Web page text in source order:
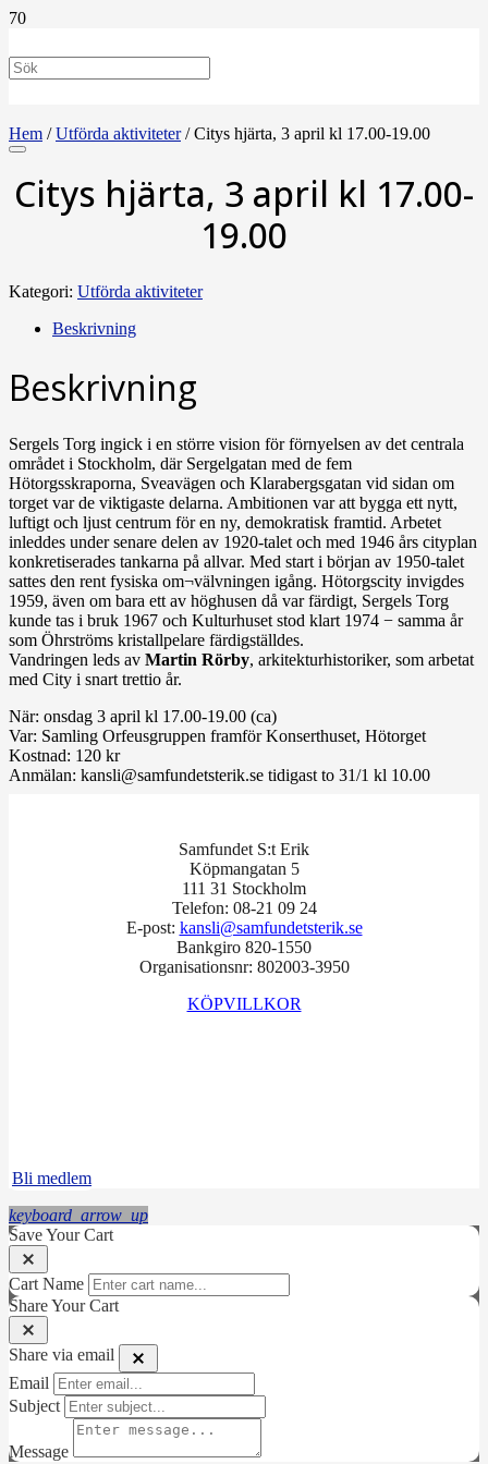
Hem /Utförda aktiviteter/ Citys hjärta, 3 april kl 17.00-19.00
Citys hjärta, 3 april kl 17.00-
19.00
Kategori: Utförda aktiviteter
Beskrivning
Beskrivning
Sergels Torg ingick i en större vision för förnyelsen av det centrala
området i Stockholm, där Sergelgatan med de fem
Hötorgsskraporna, Sveavägen och Klarabergsgatan vid sidan om
torget var de viktigaste delarna. Ambitionen var att bygga ett nytt,
luftigt och ljust centrum för en ny, demokratisk framtid. Arbetet
inleddes under senare delen av 1920-talet och med 1946 års cityplan
konkretiserades tankarna på allvar. Med start i början av 1950-talet
sattes den rent fysiska om¬välvningen igång. Hötorgscity invigdes
1959, även om bara ett av höghusen då var färdigt, Sergels Torg
kunde tas i bruk 1967 och Kulturhuset stod klart 1974 − samma år
som Öhrströms kristallpelare färdigställdes.
Vandringen leds av Martin Rörby, arkitekturhistoriker, som arbetat
med City i snart trettio år.
När: onsdag 3 april kl 17.00-19.00 (ca)
Var: Samling Orfeusgruppen framför Konserthuset, Hötorget
Kostnad: 120 kr
Anmälan: kansli@samfundetsterik.se tidigast to 31/1 kl 10.00
Samfundet S:t Erik
Köpmangatan 5
111 31 Stockholm
Telefon: 08-21 09 24
E-post: kansli@samfundetsterik.se
Bankgiro 820-1550
Organisationsnr: 802003-3950
KÖPVILLKOR
Bli medlem
keyboard_arrow_up
Save Your Cart
Cart Name
Share Your Cart
Share via email
Email
Subject
Message